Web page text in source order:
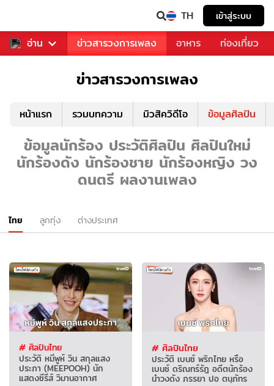
TH เข้าสู่ระบบ
อ่าน
ข่าวบันเทิง ข่าวสารวงการเพลง อาหาร ท่องเที่ยว
ข่าวสารวงการเพลง
หน้าแรก รวมบทความ มิวสิควิดีโอ ข้อมูลศิลปิน
ข้อมูลนักร้อง ประวัติศิลปิน ศิลปินใหม่
นักร้องดัง นักร้องชาย นักร้องหญิง วง
ดนตรี ผลงานเพลง
ไทย ลูกทุ่ง ต่างประเทศ
# ศิลปินไทย
ประวัติ หมีพูห์ วิน สกุลแสง
ประภา (MEEPOOH) นัก
แสดงซีรีส์ วิมานอากาศ
# ศิลปินไทย
ประวัติ เบนซ์ พริกไทย หรือ
เบนซ์ ดริณทร์รัฎ อดีตนักร้อง
นำวงดัง ภรรยา ปอ ตนุภัทร